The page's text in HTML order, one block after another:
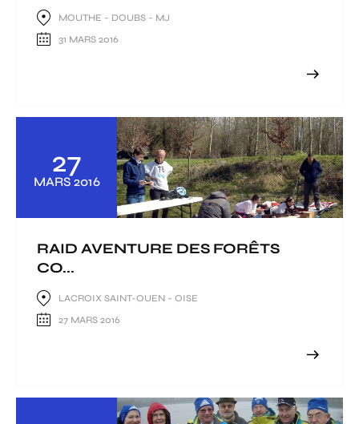
MOUTHE - DOUBS - MJ
31 MARS 2016
27
MARS 2016
RAID AVENTURE DES FORÊTS
CO...
LACROIX SAINT-OUEN - OISE
27 MARS 2016